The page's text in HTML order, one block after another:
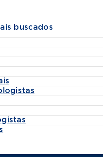
buscados